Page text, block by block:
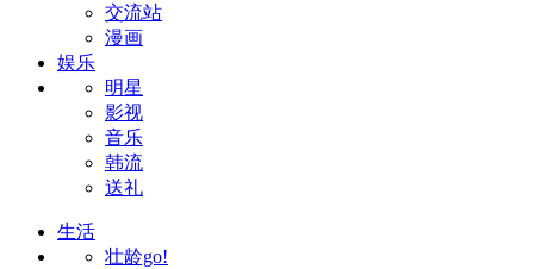
交流站
漫画
娱乐
明星
影视
音乐
韩流
送礼
生活
壮龄go!